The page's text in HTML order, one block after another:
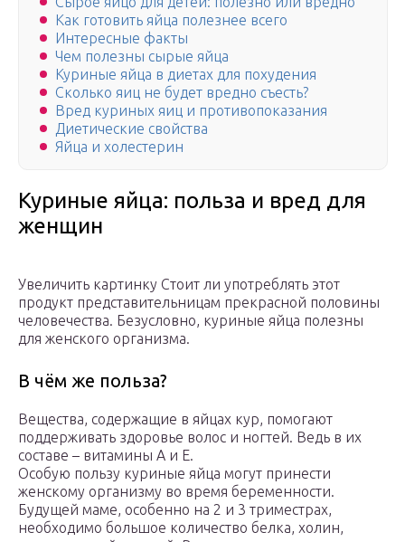
Как готовить яйца полезнее всего
Интересные факты
Чем полезны сырые яйца
Куриные яйца в диетах для похудения
Сколько яиц не будет вредно съесть?
Вред куриных яиц и противопоказания
Диетические свойства
Яйца и холестерин
Куриные яйца: польза и вред для
женщин
Увеличить картинку Стоит ли употреблять этот
продукт представительницам прекрасной половины
человечества. Безусловно, куриные яйца полезны
для женского организма.
В чём же польза?
Вещества, содержащие в яйцах кур, помогают
поддерживать здоровье волос и ногтей. Ведь в их
составе – витамины A и E.
Особую пользу куриные яйца могут принести
женскому организму во время беременности.
Будущей маме, особенно на 2 и 3 триместрах,
необходимо большое количество белка, холин,